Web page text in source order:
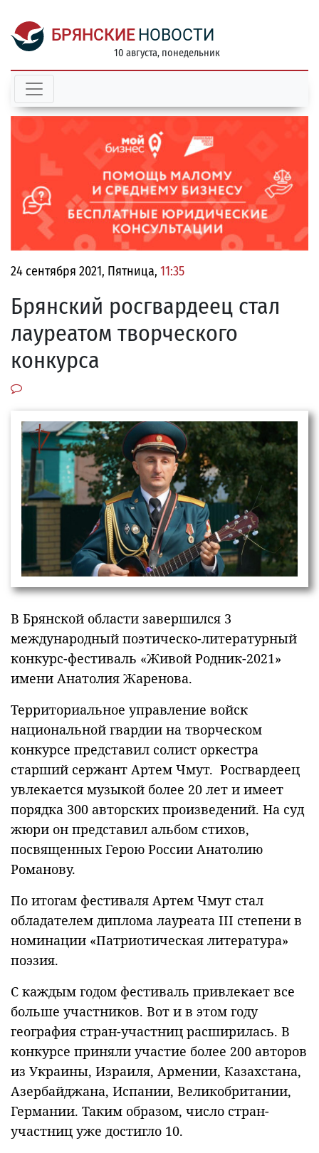
БРЯНСКИЕ НОВОСТИ
10 августа, понедельник
24 сентября 2021, Пятница, 11:35
Брянский росгвардеец стал
лауреатом творческого
конкурса
В Брянской области завершился 3
международный поэтическо-литературный
конкурс-фестиваль «Живой Родник-2021»
имени Анатолия Жаренова.
Территориальное управление войск
национальной гвардии на творческом
конкурсе представил солист оркестра
старший сержант Артем Чмут. Росгвардеец
увлекается музыкой более 20 лет и имеет
порядка 300 авторских произведений. На суд
жюри он представил альбом стихов,
посвященных Герою России Анатолию
Романову.
По итогам фестиваля Артем Чмут стал
обладателем диплома лауреата III степени в
номинации «Патриотическая литература»
поэзия.
С каждым годом фестиваль привлекает все
больше участников. Вот и в этом году
география стран-участниц расширилась. В
конкурсе приняли участие более 200 авторов
из Украины, Израиля, Армении, Казахстана,
Азербайджана, Испании, Великобритании,
Германии. Таким образом, число стран-
участниц уже достигло 10.